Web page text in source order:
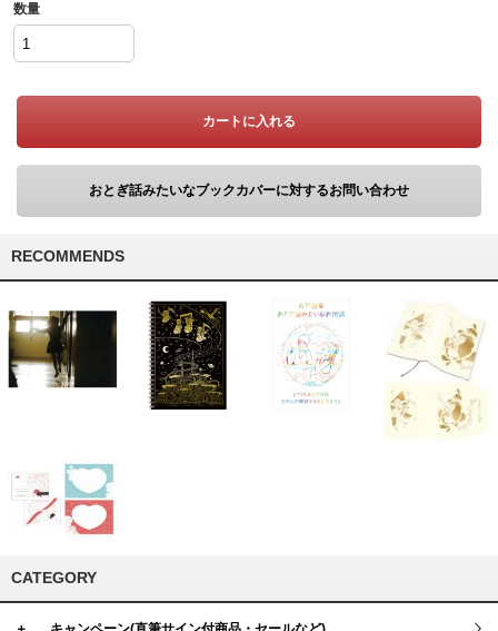
数量
カートに入れる
おとぎ話みたいなブックカバーに対するお問い合わせ
RECOMMENDS
CATEGORY